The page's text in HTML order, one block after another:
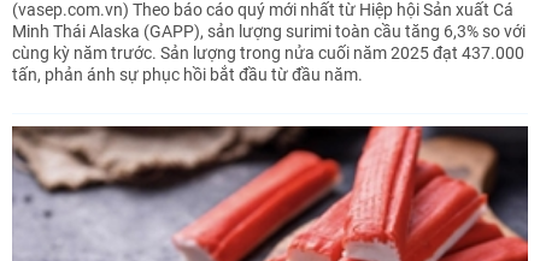
(vasep.com.vn) Theo báo cáo quý mới nhất từ Hiệp hội Sản xuất Cá
Minh Thái Alaska (GAPP), sản lượng surimi toàn cầu tăng 6,3% so với
cùng kỳ năm trước. Sản lượng trong nửa cuối năm 2025 đạt 437.000
tấn, phản ánh sự phục hồi bắt đầu từ đầu năm.